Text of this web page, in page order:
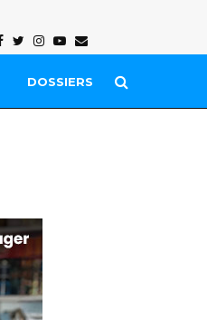
Facebook
Twitter
Instagram
Youtube
Email
DOSSIERS